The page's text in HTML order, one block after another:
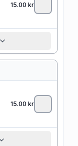
15.00 kr
15.00 kr